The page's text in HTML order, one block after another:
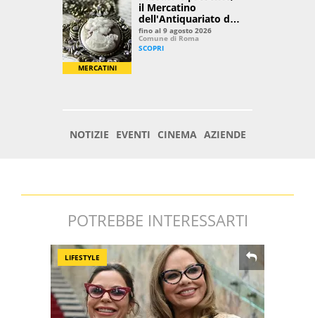
POTREBBE INTERESSARTI
LIFESTYLE